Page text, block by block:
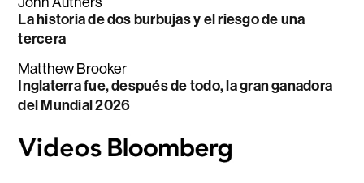
La historia de dos burbujas y el riesgo de una
tercera
Matthew Brooker
Inglaterra fue, después de todo, la gran ganadora
del Mundial 2026